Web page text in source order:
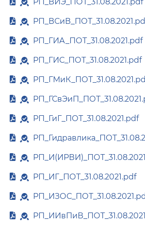
РП_ГИА_ПОТ_31.08.2021.pdf
РП_ГИС_ПОТ_31.08.2021.pdf
РП_ГиГ_ПОТ_31.08.2021.pdf
РП_ИГ_ПОТ_31.08.2021.pdf